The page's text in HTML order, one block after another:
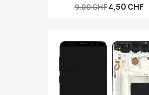
9,00 CHF4,50 CHF